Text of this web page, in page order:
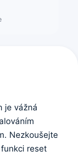
je vážná
Nezkoušejte
reset